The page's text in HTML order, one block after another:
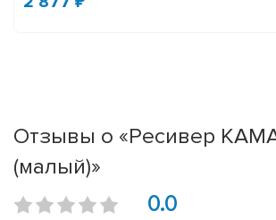
Отзывы о «Ресивер
(малый)»
0.0